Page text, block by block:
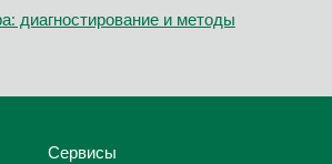
диагностирование и методы
Сервисы